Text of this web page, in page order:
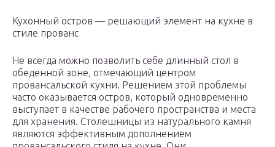
Кухонный остров — решающий элемент на кухне в
стиле прованс
Не всегда можно позволить себе длинный стол в
обеденной зоне, отмечающий центром
провансальской кухни. Решением этой проблемы
часто оказывается остров, который одновременно
выступает в качестве рабочего пространства и места
для хранения. Столешницы из натурального камня
являются эффективным дополнением